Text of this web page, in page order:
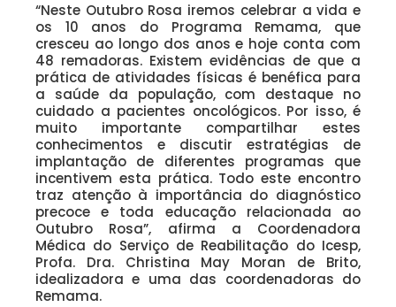
“Neste Outubro Rosa iremos celebrar a vida e
os 10 anos do Programa Remama, que
cresceu ao longo dos anos e hoje conta com
48 remadoras. Existem evidências de que a
prática de atividades físicas é benéfica para
a saúde da população, com destaque no
cuidado a pacientes oncológicos. Por isso, é
muito importante compartilhar estes
conhecimentos e discutir estratégias de
implantação de diferentes programas que
incentivem esta prática. Todo este encontro
traz atenção à importância do diagnóstico
precoce e toda educação relacionada ao
Outubro Rosa”, afirma a Coordenadora
Médica do Serviço de Reabilitação do Icesp,
Profa. Dra. Christina May Moran de Brito,
idealizadora e uma das coordenadoras do
Remama.